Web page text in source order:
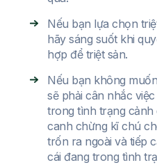
Nếu bạn lựa chọn
hãy sáng suốt khi
hợp để triệt sản.
Nếu bạn không
sẽ phải cân nhắc
trong tình trạng cảnh
canh chừng kĩ chú
trốn ra ngoài và tiếp
cái đang trong tình